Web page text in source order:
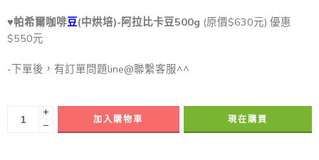
♥帕希爾咖啡豆(中烘培)-阿拉比卡豆500g (原價$630元) 優惠
$550元
-下單後，有訂單問題line@聯繫客服^^
+
−
加入購物車 現在購買